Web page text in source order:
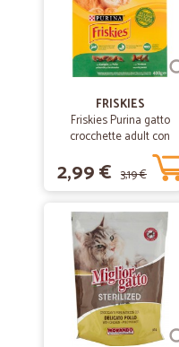
FRISKIES
Friskies Purina gatto
crocchette adult con
coniglio, pollo e verdure
scatola gr.400
2,99 € 3,19 €